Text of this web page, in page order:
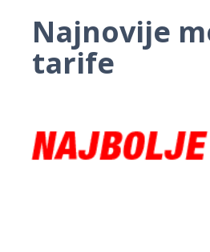
Najnovije
tarife